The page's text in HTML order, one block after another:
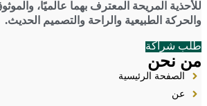
للأحذية المريحة المعترف بهما عالميًا،
والحركة الطبيعية والراحة والتصميم الحديث.
طلب شراكة
من نحن
الصفحة الرئيسية
عن